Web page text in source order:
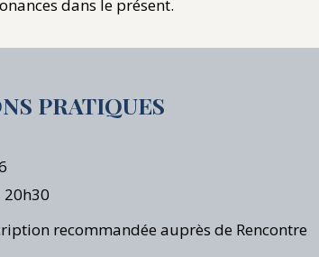
dans le présent.
PRATIQUES
20h30
recommandée auprès de Rencontre